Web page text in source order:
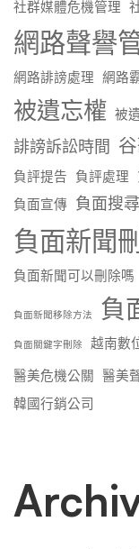
社群媒體危機管理
網路聲譽
網路誹謗處理 網路
被遺忘權 被
誹謗訴訟時間
負評提告 負評處理
負面宣傳 負面搜
負面新聞
負面新聞可以刪除嗎
負面新聞移除方法 負
負面關鍵字刪除 越南數
醫美危機公關 醫美
韓國行銷公司